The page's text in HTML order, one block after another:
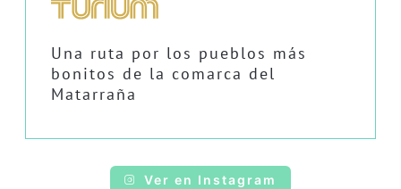
Una ruta por los pueblos más
bonitos de la comarca del
Matarraña
Ver en Instagram